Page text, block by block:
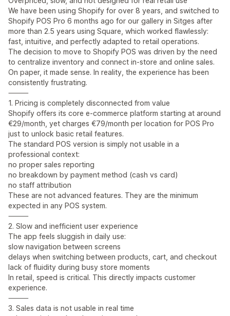
We have been using Shopify for over 8 years, and switched to
Shopify POS Pro 6 months ago for our gallery in Sitges after
more than 2.5 years using Square, which worked flawlessly:
fast, intuitive, and perfectly adapted to retail operations.
The decision to move to Shopify POS was driven by the need
to centralize inventory and connect in-store and online sales.
On paper, it made sense. In reality, the experience has been
consistently frustrating.
⸻
1. Pricing is completely disconnected from value
Shopify offers its core e-commerce platform starting at around
€29/month, yet charges €79/month per location for POS Pro
just to unlock basic retail features.
The standard POS version is simply not usable in a
professional context:
no proper sales reporting
no breakdown by payment method (cash vs card)
no staff attribution
These are not advanced features. They are the minimum
expected in any POS system.
⸻
2. Slow and inefficient user experience
The app feels sluggish in daily use:
slow navigation between screens
delays when switching between products, cart, and checkout
lack of fluidity during busy store moments
In retail, speed is critical. This directly impacts customer
experience.
⸻
3. Sales data is not usable in real time